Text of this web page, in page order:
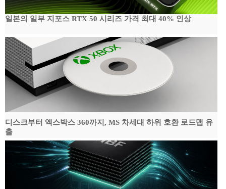
일본의 일부 지포스 RTX 50 시리즈 가격 최대 40% 인상
디스크부터 엑스박스 360까지, MS 차세대 하위 호환 로드맵 유
출